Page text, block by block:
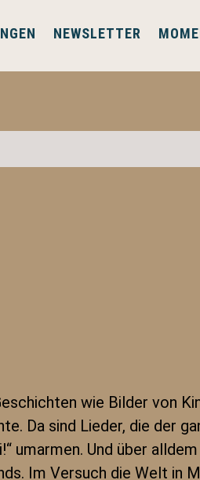
NEWSLETTER
wie Bilder von
Da sind Lieder, die der
umarmen. Und über
Im Versuch die Welt in